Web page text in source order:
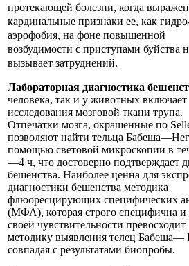
протекающей болезни, когда
кардинальные признаки ее, как
аэрофобия, на фоне повышенной
возбудимости с приступами буйства
вызывает затруднений.
Лабораторная диагностика
человека, так и у животных включает
исследования мозговой ткани трупа.
Отпечатки мозга, окрашенные по
позволяют найти тельца
помощью световой микроскопии в
—4 ч, что достоверно подтверждает
бешенства. Наиболее ценна для
диагностики бешенства методика
флюоресцирующих специфических
(МФА), которая строго специфична и
своей чувствительности превосходит
методику выявления телец Бабеша—
совпадая с результатами биопробы.